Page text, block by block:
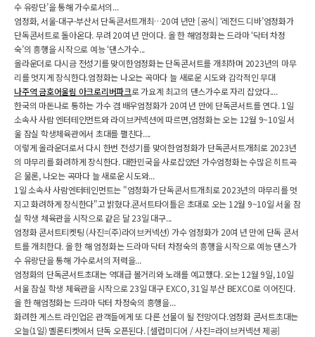
수 유랑단’을 통해 가수로서의...
엄정화, 서울-대구-부산서 단독콘서트개최…20여 년만 [공식] ‘레전드 디바’엄정화가
단독콘서트로 돌아온다. 무려 20여 년 만이다. 올 한 해엄정화는 드라마 ‘닥터 차정
숙’의 흥행을 시작으로 예능 ‘댄스가수...
올라운더로 다시금 전성기를 맞이한엄정화는 단독콘서트를 개최하며 2023년의 마무
리를 멋지게 장식한다.엄정화는 나오는 곡마다 늘 새로운 시도와 감각적인 무대
나주역 금호어울림 아크로리버파크로 가요계 최고의 댄스가수로 자리 잡았다....
한국의 마돈나로 통하는 가수 겸 배우엄정화가 20여 년 만에 단독콘서트를 연다. 1일
소속사 사람 엔터테인먼트와 라이브커넥션에 따르면,엄정화는 오는 12월 9~10일 서
울 잠실 학생체육관에서 초대를 펼친다....
이렇게 올라운더로서 다시 한번 전성기를 맞이한엄정화가 단독콘서트개최로 2023년
의 마무리를 화려하게 장식한다. 대한민국을 사로잡았던 가수엄정화는 수많은 히트곡
은 물론, 나오는 곡마다 늘 새로운 시도와...
1일 소속사 사람엔터테인먼트는 "엄정화가 단독콘서트개최로 2023년의 마무리를 멋
지고 화려하게 장식한다"고 밝혔다.콘서트타이틀은 초대로 오는 12월 9~10일 서울 잠
실 학생 체육관을 시작으로 같은 달 23일 대구...
엄정화 콘서트티켓팅 (사진=(주)라이브커넥션) 가수 엄정화가 20여 년 만에 단독 콘서
트를 개최한다. 올 한 해 엄정화는 드라마 닥터 차정숙의 흥행을 시작으로 예능 댄스가
수 유랑단을 통해 가수로서의 저력을...
엄정화의 단독콘서트초대는 역대급 볼거리와 노래를 예고했다. 오는 12월 9일, 10일
서울 잠실 학생 체육관을 시작으로 23일 대구 EXCO, 31일 부산 BEXCO로 이어진다.
올 한 해엄정화는 드라마 닥터 차정숙의 흥행을...
화려한 게스트 라인업은 관객들에게 또 다른 선물이 될 전망이다.엄정화 콘서트초대는
오늘(1일) 멜론티켓에서 단독 오픈된다. [셀럽미디어 / 사진=라이브커넥션 제공]